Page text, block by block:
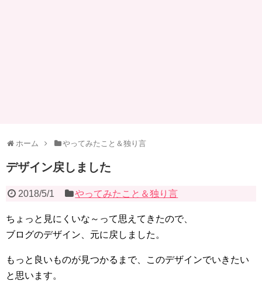
ホーム やってみたこと＆独り言
デザイン戻しました
2018/5/1 やってみたこと＆独り言
ちょっと見にくいな～って思えてきたので、
ブログのデザイン、元に戻しました。
もっと良いものが見つかるまで、このデザインでいきたい
と思います。